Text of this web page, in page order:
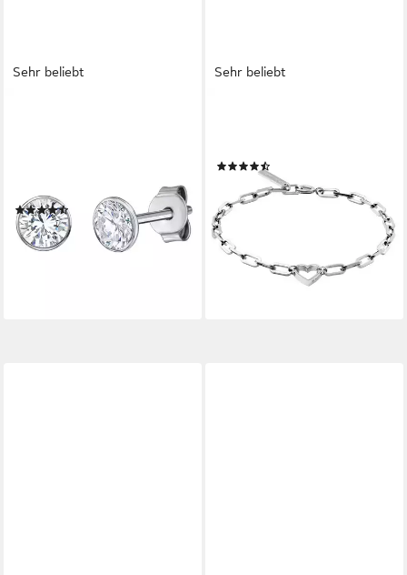
Sehr beliebt
(synth)
26,39 € UVP 29,65 €
-11%
Sehr beliebt
ab 36,99 € UVP59,90 €
-38%
lieferbar - in 2-3 Werktagen bei dir